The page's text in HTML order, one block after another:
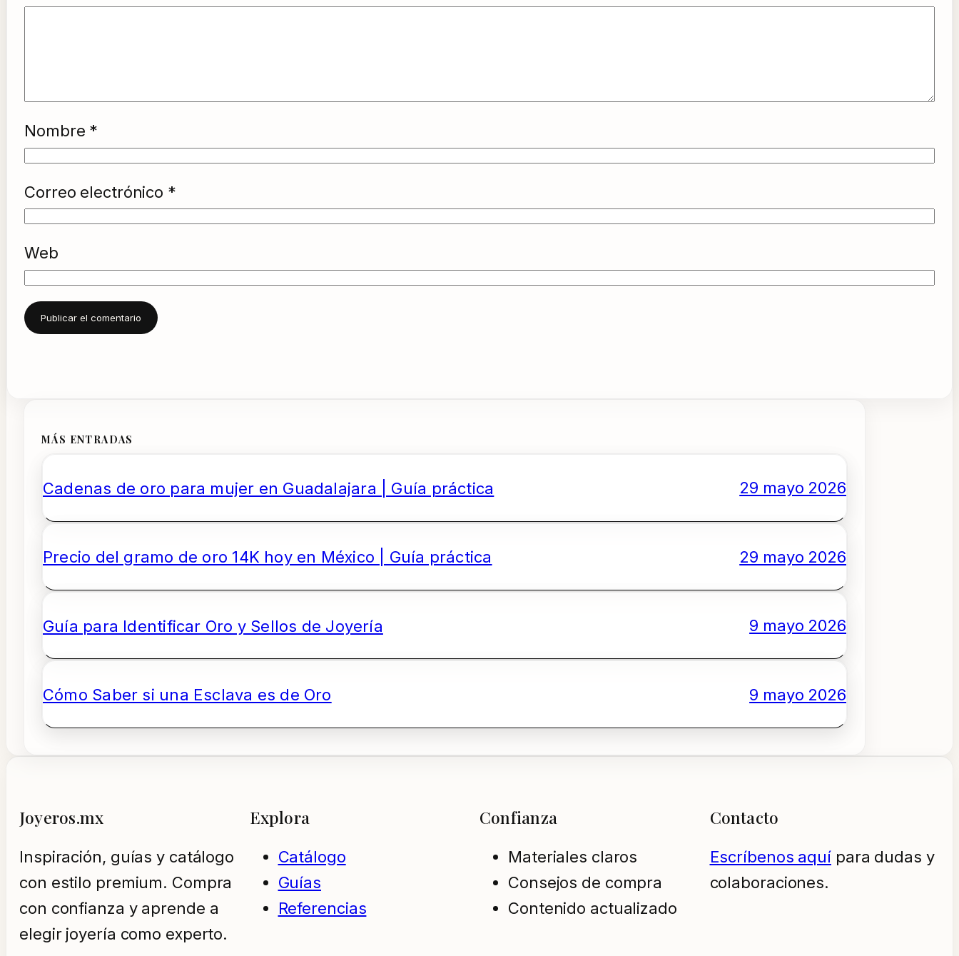
Nombre *
Correo electrónico *
Web
MÁS ENTRADAS
Cadenas de oro para mujer en Guadalajara | Guía práctica 29 mayo 2026
Precio del gramo de oro 14K hoy en México | Guía práctica 29 mayo 2026
Guía para Identificar Oro y Sellos de Joyería 9 mayo 2026
Cómo Saber si una Esclava es de Oro 9 mayo 2026
Joyeros.mx
Inspiración, guías y catálogo
con estilo premium. Compra
con confianza y aprende a
elegir joyería como experto.
Explora
Catálogo
Guías
Referencias
Confianza
Materiales claros
Consejos de compra
Contenido actualizado
Contacto
Escríbenos aquí para dudas y
colaboraciones.